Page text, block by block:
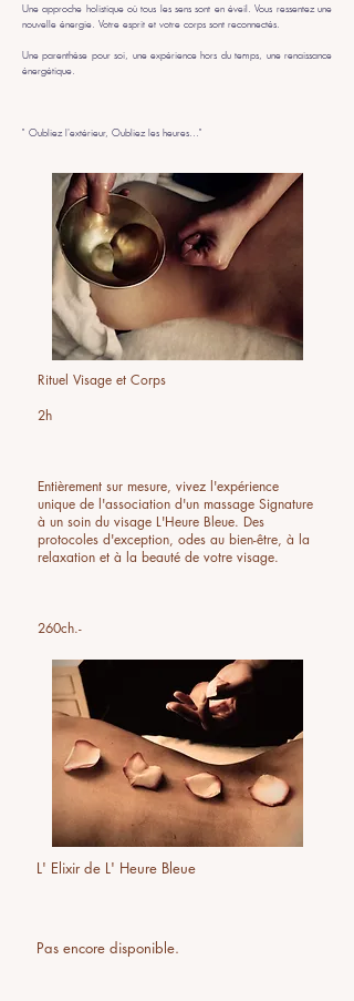
Une approche holistique où tous les sens sont en éveil. Vous ressentez une
nouvelle énergie. Votre esprit et votre corps sont reconnectés.
Une parenthèse pour soi, une expérience hors du temps, une renaissance
énergétique.
" Oubliez l'extérieur, Oubliez les heures..."​​​​
Rituel Visage et Corps
2h
Entièrement sur mesure, vivez l'expérience
unique de l'association d'un massage Signature
à un soin du visage L'Heure Bleue. Des
protocoles d'exception, odes au bien-être, à la
relaxation et à la beauté de votre visage.
260ch.-​
L' Elixir de L' Heure Bleue
Pas encore disponible.